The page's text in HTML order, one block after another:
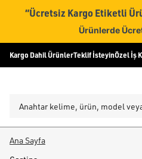
“Ücretsiz Kargo Etiketli
Ürünlerde
Kargo Dahil ÜrünlerTeklif İsteyinÖzel İş
Ana Sayfa